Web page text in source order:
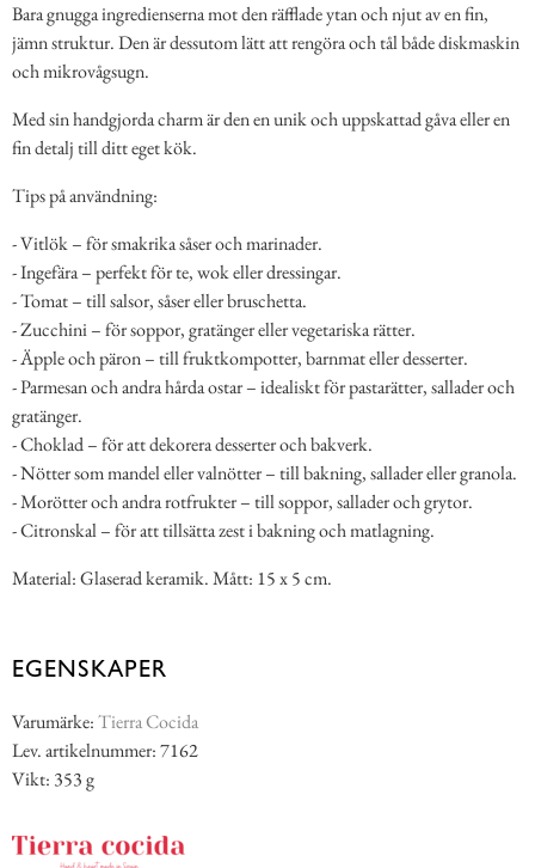
Bara gnugga ingredienserna mot den räfflade ytan och njut av en fin,
jämn struktur. Den är dessutom lätt att rengöra och tål både diskmaskin
och mikrovågsugn.
Med sin handgjorda charm är den en unik och uppskattad gåva eller en
fin detalj till ditt eget kök.
Tips på användning:
- Vitlök – för smakrika såser och marinader.
- Ingefära – perfekt för te, wok eller dressingar.
- Tomat – till salsor, såser eller bruschetta.
- Zucchini – för soppor, gratänger eller vegetariska rätter.
- Äpple och päron – till fruktkompotter, barnmat eller desserter.
- Parmesan och andra hårda ostar – idealiskt för pastarätter, sallader och
gratänger.
- Choklad – för att dekorera desserter och bakverk.
- Nötter som mandel eller valnötter – till bakning, sallader eller granola.
- Morötter och andra rotfrukter – till soppor, sallader och grytor.
- Citronskal – för att tillsätta zest i bakning och matlagning.
Material: Glaserad keramik. Mått: 15 x 5 cm.
EGENSKAPER
Varumärke:Tierra Cocida
Lev. artikelnummer: 7162
Vikt: 353 g